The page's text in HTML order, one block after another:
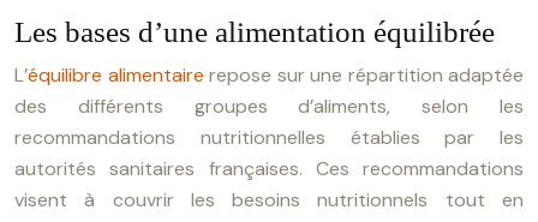
Les bases d’une alimentation équilibrée
L’équilibre alimentaire repose sur une répartition adaptée
des différents groupes d’aliments, selon les
recommandations nutritionnelles établies par les
autorités sanitaires françaises. Ces recommandations
visent à couvrir les besoins nutritionnels tout en